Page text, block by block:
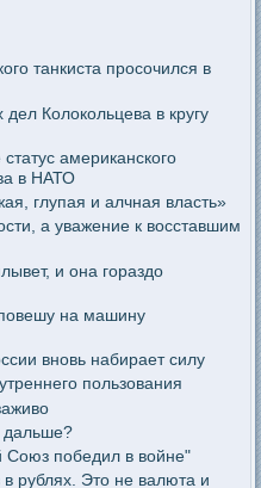
танкиста просочился в
Колокольцева в кругу
американского
в НАТО
глупая и алчная власть»
а уважение к восставшим
и она гораздо
на машину
вновь набирает силу
пользования
дальше?
Союз победил в войне"
в рублях. Это не валюта и